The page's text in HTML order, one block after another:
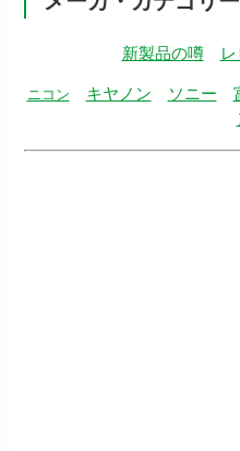
新製品の噂
ニコン キヤノン ソニー